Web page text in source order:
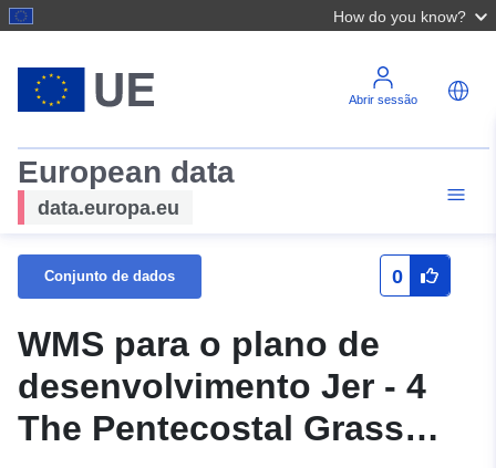
How do you know?
Abrir sessão
European data
data.europa.eu
Conjunto de dados 0
WMS para o plano de
desenvolvimento Jer - 4
The Pentecostal Grass